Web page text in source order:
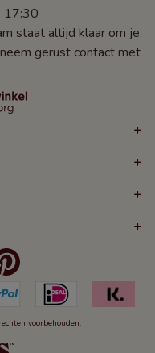
17:30
staat altijd klaar om je
gerust contact met
+
+
+
+
voorbehouden.